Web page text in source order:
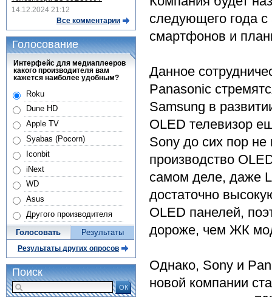
следующего года
смартфонов и
Данное
Panasonic
Samsung в
OLED телевизор
Sony до сих пор
производство
самом деле, даже
достаточно
OLED панелей,
дороже, чем ЖК
Однако, Sony и
новой компании
14.12.2024 21:12
Все комментарии
Голосование
Интерфейс для медиаплееров
какого производителя вам
кажется наиболее удобным?
Roku
Dune HD
Apple TV
Syabas (Pocorn)
Iconbit
iNext
WD
Asus
Другого производителя
Голосовать Результаты
Результаты других опросов
Поиск
ОК